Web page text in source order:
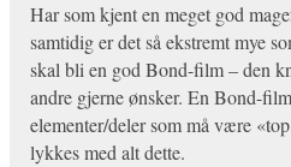
Har som kjent en meget god
samtidig er det så ekstremt mye
skal bli en god Bond-film – den
andre gjerne ønsker. En Bond-
elementer/deler som må være
lykkes med alt dette.